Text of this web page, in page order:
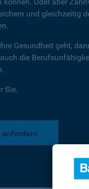
und gleichzeitig
Gesundheit geht,
die
Sie.
anfordern